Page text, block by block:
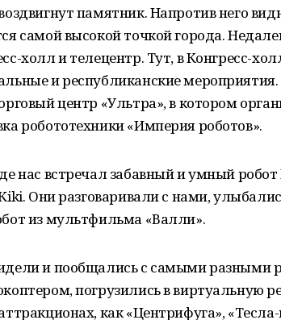
памятник. Напротив него
самой высокой точкой города.
холл и телецентр. Тут, в Конгресс-
и республиканские
центр «Ультра», в котором
робототехники «Империя роботов».
нас встречал забавный и умный робот
Они разговаривали с нами,
из мультфильма «Валли».
и пообщались с самыми разными
погрузились в виртуальную
как «Центрифуга»,